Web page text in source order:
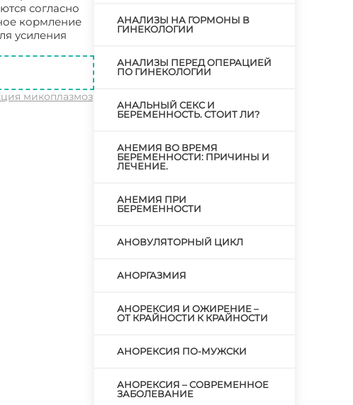
согласно
кормление
усиления
микоплазмоз
АНАЛИЗЫ НА ГОРМОНЫ В
ГИНЕКОЛОГИИ
АНАЛИЗЫ ПЕРЕД ОПЕРАЦИЕЙ
ПО ГИНЕКОЛОГИИ
АНАЛЬНЫЙ СЕКС И
БЕРЕМЕННОСТЬ. СТОИТ ЛИ?
АНЕМИЯ ВО ВРЕМЯ
БЕРЕМЕННОСТИ: ПРИЧИНЫ И
ЛЕЧЕНИЕ.
АНЕМИЯ ПРИ
БЕРЕМЕННОСТИ
АНОВУЛЯТОРНЫЙ ЦИКЛ
АНОРГАЗМИЯ
АНОРЕКСИЯ И ОЖИРЕНИЕ –
ОТ КРАЙНОСТИ К КРАЙНОСТИ
АНОРЕКСИЯ ПО-МУЖСКИ
АНОРЕКСИЯ – СОВРЕМЕННОЕ
ЗАБОЛЕВАНИЕ